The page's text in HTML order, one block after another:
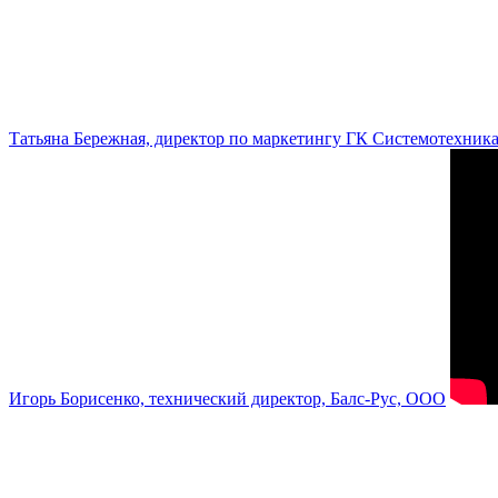
Татьяна Бережная, директор по маркетингу ГК Системотехника
Игорь Борисенко, технический директор, Балс-Рус, ООО